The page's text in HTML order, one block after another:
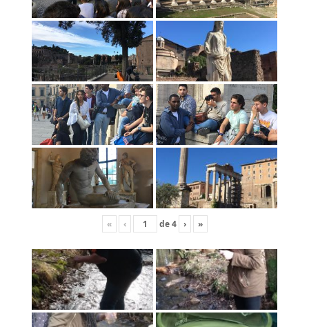
« ‹ de4 › »